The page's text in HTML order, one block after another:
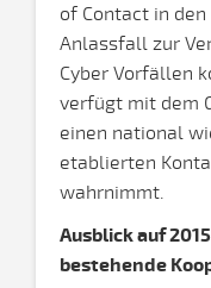
of Contact in den
Anlassfall zur
Cyber Vorfällen
verfügt mit dem
einen national
etablierten
wahrnimmt.
Ausblick auf
bestehende